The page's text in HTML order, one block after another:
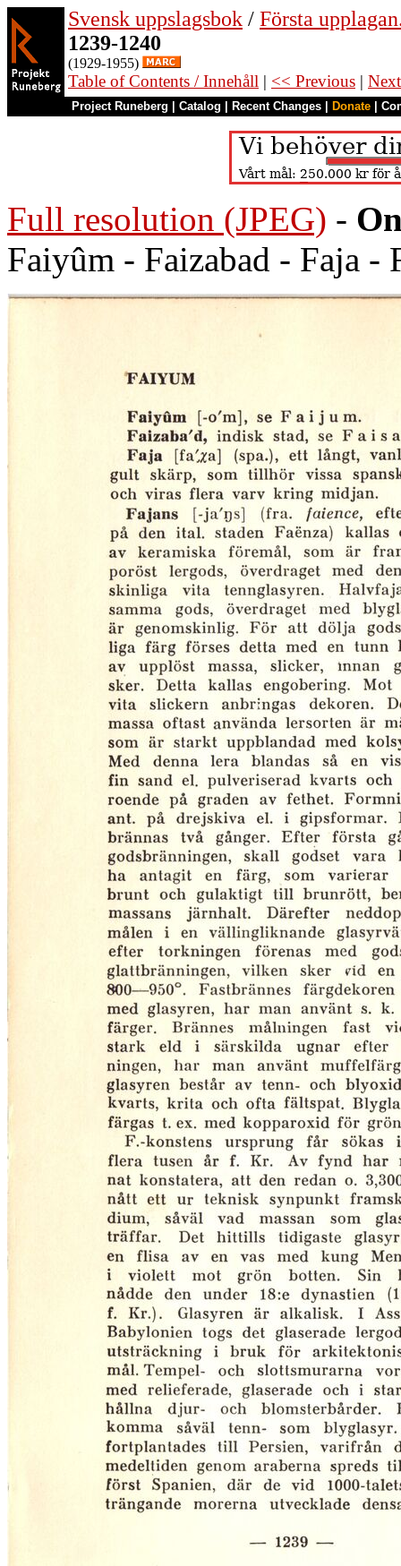
Svensk uppslagsbok / Första
1239-1240
(1929-1955)
Table of Contents / Innehåll | << Previous |
Project Runeberg Catalog Recent Changes Donate
Full resolution (JPEG) -
Faiyûm - Faizabad - Faja -